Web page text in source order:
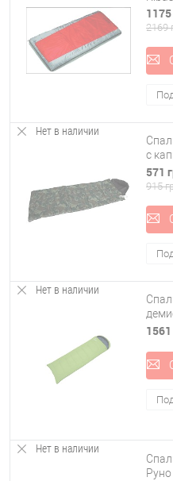
2169
Нет в наличии
с
571
915
Нет в наличии
Нет в наличии